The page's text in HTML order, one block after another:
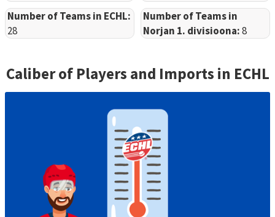
Number of Teams in ECHL:
28
Number of Teams in
Norjan 1. divisioona:8
Caliber of Players and Imports in ECHL